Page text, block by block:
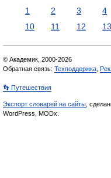
1 2 3 4
10
11 12 13
© Академик, 2000-2026
Обратная связь: Техподдержка
👣 Путешествия
Экспорт словарей на сайты ,
WordPress, MODx.